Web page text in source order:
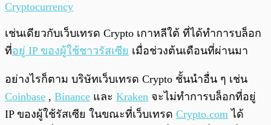
Cryptocurrency
เช่นเดียวกับเว็บเทรด Crypto เกาหลีใต้ ที่ได้ทำการบล็อก
ที่อยู่ IP ของผู้ใช้ชาวรัสเซีย เมื่อช่วงต้นเดือนที่ผ่านมา
อย่างไรก็ตาม บริษัทเว็บเทรด Crypto ชั้นนำอื่น ๆ เช่น
Coinbase , Binance และ Kraken จะไม่ทำการบล็อกที่อยู่
IP ของผู้ใช้รัสเซีย ในขณะที่เว็บเทรด Crypto.com ได้